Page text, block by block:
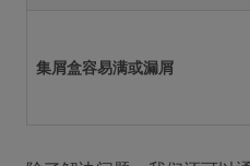
集屑盒容易满或漏屑